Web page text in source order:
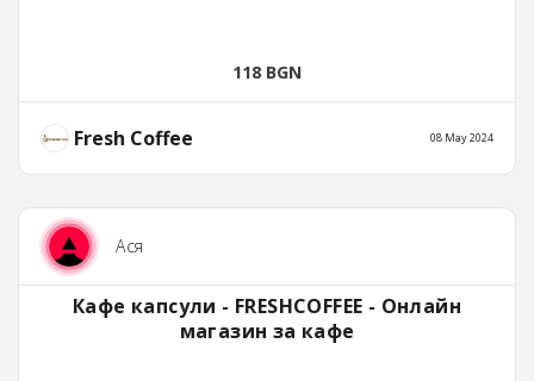
118 BGN
Fresh Coffee 08 May 2024
Ася
Кафе капсули - FRESHCOFFEE - Онлайн
магазин за кафе